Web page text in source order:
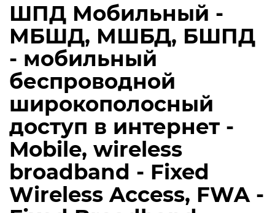
ШПД Мобильный -
МБШД, МШБД, БШПД
- мобильный
беспроводной
широкополосный
доступ в интернет -
Mobile, wireless
broadband - Fixed
Wireless Access, FWA -